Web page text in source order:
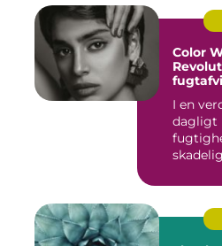
Color
I en
dagligt